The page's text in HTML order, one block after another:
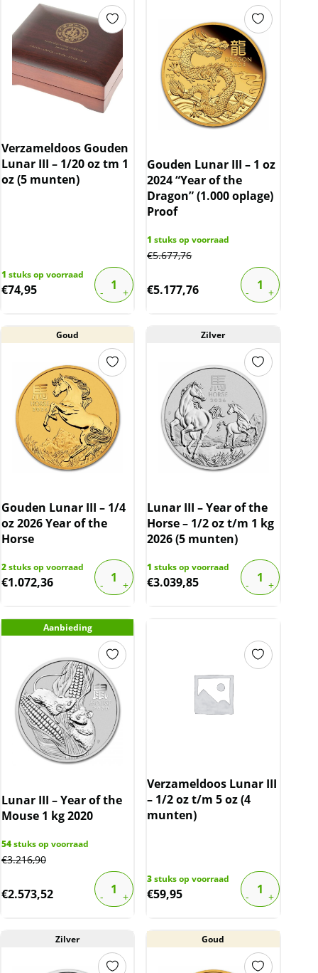
Verzameldoos Gouden
Lunar III – 1/20 oz tm 1
oz (5 munten)
1 stuks op voorraad
€74,95
Gouden Lunar III – 1 oz
2024 “Year of the
Dragon” (1.000 oplage)
Proof
1 stuks op voorraad
€5.677,76
€5.177,76
Goud
Gouden Lunar III – 1/4
oz 2026 Year of the
Horse
2stuks op voorraad
€1.072,36
Zilver
Lunar III – Year of the
Horse – 1/2 oz t/m 1 kg
2026 (5 munten)
1 stuks op voorraad
€3.039,85
Aanbieding
Lunar III – Year of the
Mouse 1 kg 2020
54stuks op voorraad
€3.216,90
€2.573,52
Verzameldoos Lunar III
– 1/2 oz t/m 5 oz (4
munten)
3stuks op voorraad
€59,95
Zilver Goud